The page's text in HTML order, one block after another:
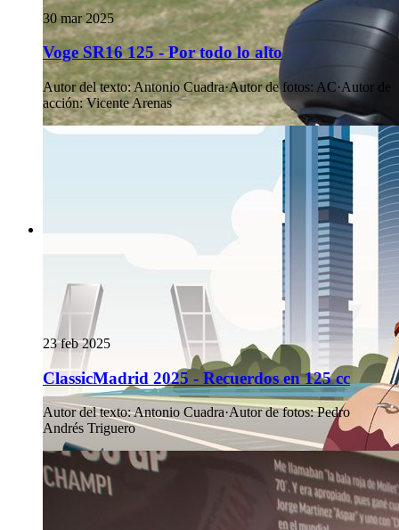
30 mar 2025
Voge SR16 125 - Por todo lo alto
Autor del texto: Antonio Cuadra·Autor de fotos: AC·Autor de
acción: Vicente Arenas
23 feb 2025
ClassicMadrid 2025 - Recuerdos en 125 cc
Autor del texto:Antonio Cuadra·Autor de fotos: Pedro
Andrés Triguero